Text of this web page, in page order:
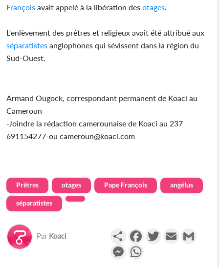
François avait appelé à la libération des otages
L'enlèvement des prêtres et religieux avait été attribué aux
séparatistes anglophones qui sévissent dans la région du
Sud-Ouest.
Armand Ougock, correspondant permanent de Koaci au
Cameroun
-Joindre la rédaction camerounaise de Koaci au 237
691154277-ou cameroun@koaci.com
Prêtres otages Pape François angélus
séparatistes
Par Koaci PartagerFacebookTwitterEmail
Messenger